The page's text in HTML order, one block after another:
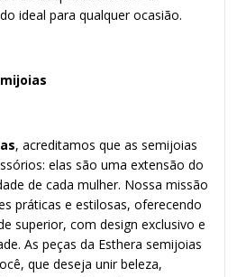
ideal para qualquer ocasião.
, acreditamos que as semijoias
elas são uma extensão do
de cada mulher. Nossa missão
práticas e estilosas, oferecendo
superior, com design exclusivo e
As peças da Esthera semijoias
que deseja unir beleza,